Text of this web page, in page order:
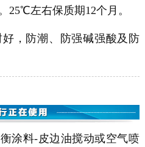
25℃左右保质期12个月。
，防潮、防强碱强酸及防
涂料-皮边油搅动或空气喷